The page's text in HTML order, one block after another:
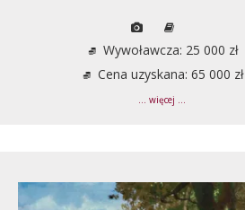
Wywoławcza: 25 000 zł
Cena uzyskana: 65 000 zł
... więcej ...